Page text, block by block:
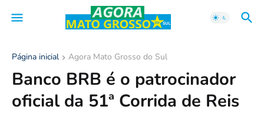
Página inicial Agora Mato Grosso do Sul
Banco BRB é o patrocinador
oficial da 51ª Corrida de Reis